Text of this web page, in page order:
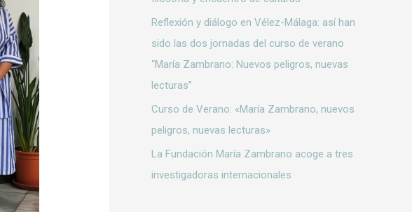
Reflexión y diálogo en Vélez-Málaga: así han
sido las dos jornadas del curso de verano
“María Zambrano: Nuevos peligros, nuevas
lecturas”
Curso de Verano: «María Zambrano, nuevos
peligros, nuevas lecturas»
La Fundación María Zambrano acoge a tres
investigadoras internacionales